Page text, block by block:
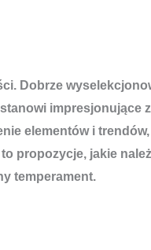
Dobrze
impresjonujące
elementów i
propozycje, jakie
temperament.